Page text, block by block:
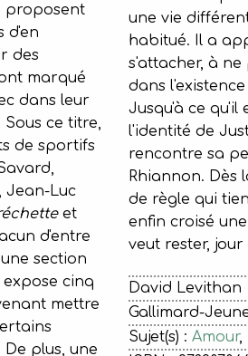
proposent
d'en
des
marqué
dans leur
ce titre,
de sportifs
Jean-Luc
et
d'entre
section
expose cinq
mettre
plus, une
une vie
habitué. Il a
s'attacher, à ne
dans
Jusqu'à ce qu'il
l'identité de
rencontre sa
Rhiannon. Dès
de règle qui
enfin croisé
veut rester, jour
David Levithan
Gallimard-
Sujet(s) : Amour,